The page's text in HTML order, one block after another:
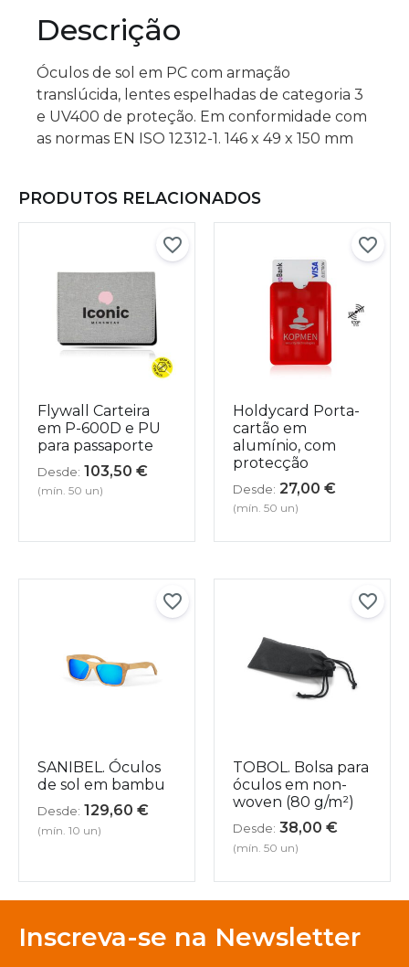
Descrição
Óculos de sol em PC com armação
translúcida, lentes espelhadas de categoria 3
e UV400 de proteção. Em conformidade com
as normas EN ISO 12312-1. 146 x 49 x 150 mm
PRODUTOS RELACIONADOS
Flywall Carteira
em P-600D e PU
para passaporte
Desde: 103,50 €
(mín. 50 un)
Holdycard Porta-
cartão em
alumínio, com
protecção
Desde: 27,00 €
(mín. 50 un)
SANIBEL. Óculos
de sol em bambu
Desde: 129,60 €
(mín. 10 un)
TOBOL. Bolsa para
óculos em non-
woven (80 g/m²)
Desde: 38,00 €
(mín. 50 un)
Inscreva-se na Newsletter